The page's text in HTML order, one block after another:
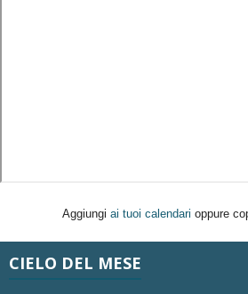
Aggiungi ai tuoi calendari oppure
CIELO DEL MESE